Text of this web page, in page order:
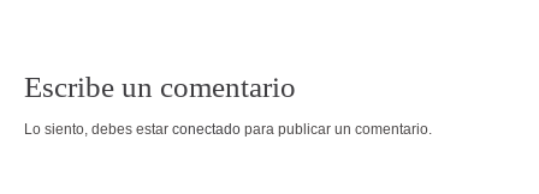
Escribe un comentario
Lo siento, debes estar conectado para publicar un comentario.